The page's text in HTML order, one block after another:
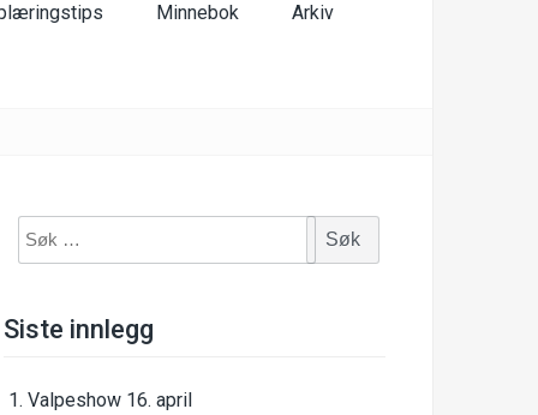
Minnebok Arkiv
Søk
etter:
Siste innlegg
Valpeshow 16. april